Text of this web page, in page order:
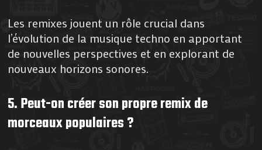
Les remixes jouent un rôle crucial dans
l’évolution de la musique techno en apportant
de nouvelles perspectives et en explorant de
nouveaux horizons sonores.
5. Peut-on créer son propre remix de
morceaux populaires ?